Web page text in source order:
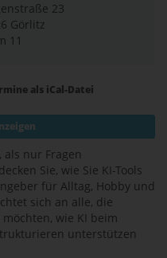
23
Görlitz
11
als iCal-Datei
nur Fragen
Sie, wie Sie KI-Tools
für Alltag, Hobby und
sich an alle, die
wie KI beim
unterstützen